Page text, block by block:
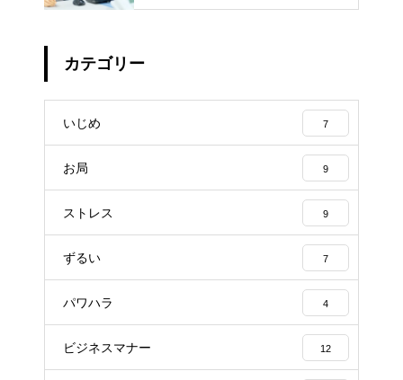
順
カテゴリー
いじめ 7
お局 9
ストレス 9
ずるい 7
パワハラ 4
ビジネスマナー 12